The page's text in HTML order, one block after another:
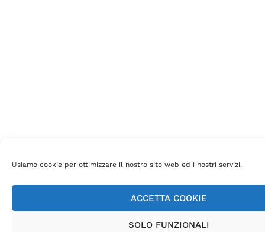
Usiamo cookie per ottimizzare il nostro sito web ed i nostri servizi.
ACCETTA COOKIE
SOLO FUNZIONALI